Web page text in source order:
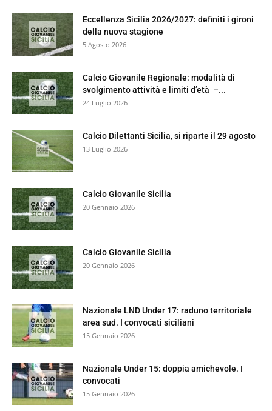
Eccellenza Sicilia 2026/2027: definiti i gironi
della nuova stagione
5 Agosto 2026
Calcio Giovanile Regionale: modalità di
svolgimento attività e limiti d’età –...
24 Luglio 2026
Calcio Dilettanti Sicilia, si riparte il 29 agosto
13 Luglio 2026
Calcio Giovanile Sicilia
20 Gennaio 2026
Calcio Giovanile Sicilia
20 Gennaio 2026
Nazionale LND Under 17: raduno territoriale
area sud. I convocati siciliani
15 Gennaio 2026
Nazionale Under 15: doppia amichevole. I
convocati
15 Gennaio 2026